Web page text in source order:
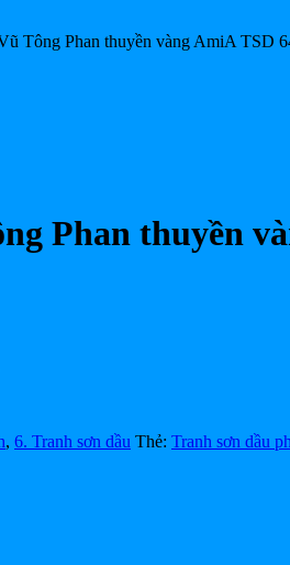
Tông Phan thuyền vàng AmiA TSD
Phan thuyền
, 6. Tranh sơn dầu Thẻ: Tranh sơn dầu